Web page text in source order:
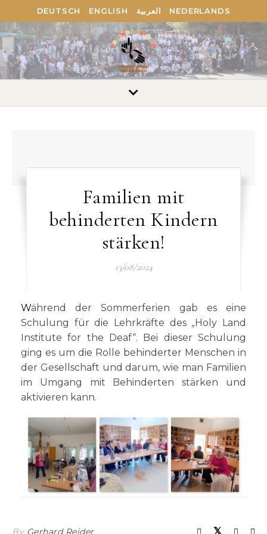
DEUTSCH ENGLISH العربية NEDERLANDS
Familien mit
behinderten Kindern
stärken!
13/08/2024
Während der Sommerferien gab es eine
Schulung für die Lehrkräfte des „Holy Land
Institute for the Deaf“. Bei dieser Schulung
ging es um die Rolle behinderter Menschen in
der Gesellschaft und darum, wie man Familien
im Umgang mit Behinderten stärken und
aktivieren kann.
By Gerhard Reider